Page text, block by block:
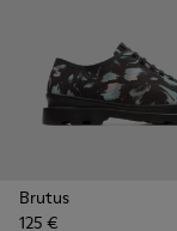
Brutus
125 €